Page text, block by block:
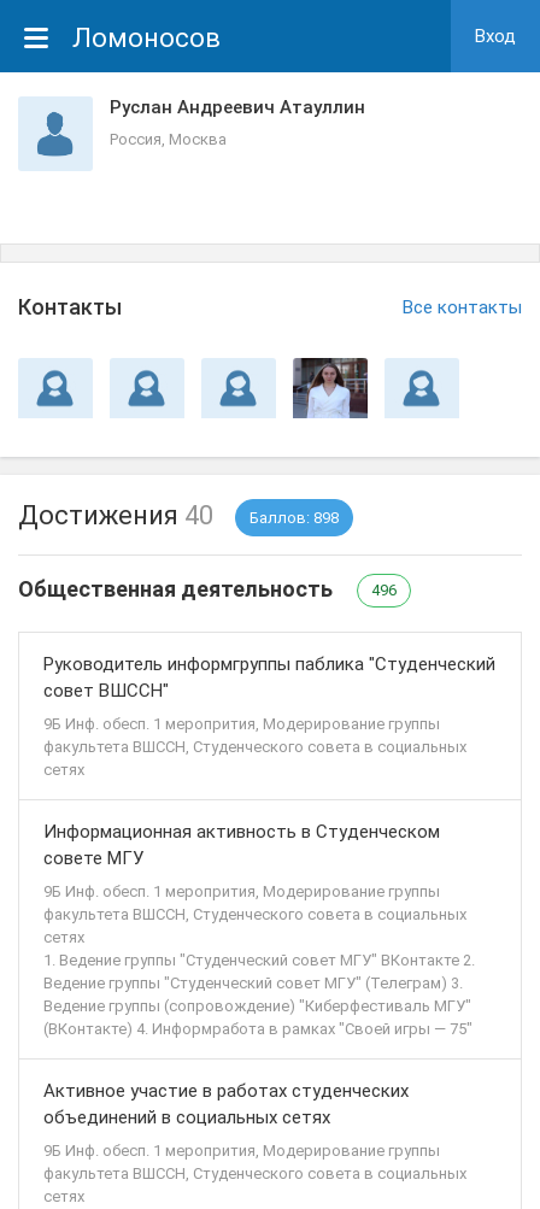
Ломоносов Вход
Руслан Андреевич Атауллин
Россия, Москва
Контакты Все контакты
Достижения 40 Баллов: 898
Общественная деятельность 496
Руководитель информгруппы паблика "Студенческий
совет ВШССН"
9Б Инф. обесп. 1 меропрития, Модерирование группы
факультета ВШССН, Студенческого совета в социальных
сетях
Информационная активность в Студенческом
совете МГУ
9Б Инф. обесп. 1 меропрития, Модерирование группы
факультета ВШССН, Студенческого совета в социальных
сетях
1. Ведение группы "Студенческий совет МГУ" ВКонтакте 2.
Ведение группы "Студенческий совет МГУ" (Телеграм) 3.
Ведение группы (сопровождение) "Киберфестиваль МГУ"
(ВКонтакте) 4. Информработа в рамках "Своей игры — 75"
Активное участие в работах студенческих
объединений в социальных сетях
9Б Инф. обесп. 1 меропрития, Модерирование группы
факультета ВШССН, Студенческого совета в социальных
сетях